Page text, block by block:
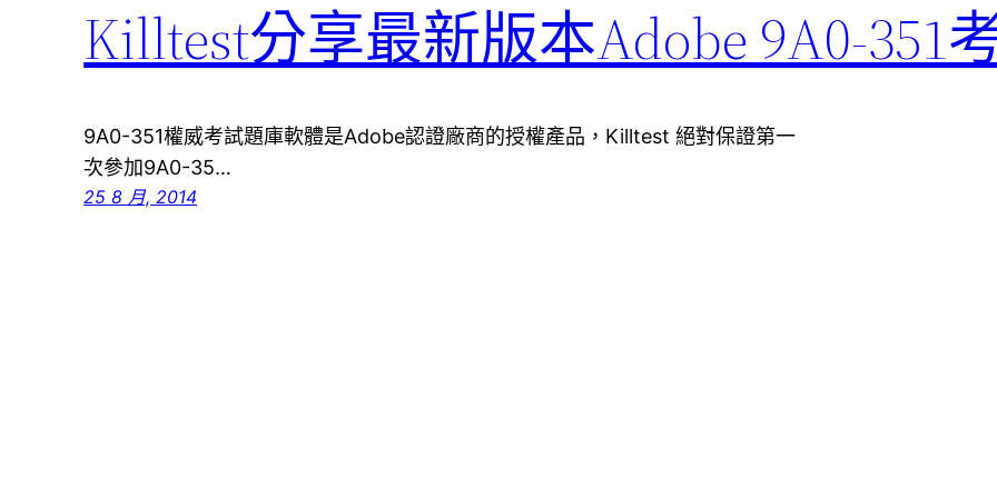
Killtest分享最新版本Adobe 9A0-351
9A0-351權威考試題庫軟體是Adobe認證廠商的授權產品，Killtest 絕對保證第一
次參加9A0-35…
25 8 月, 2014